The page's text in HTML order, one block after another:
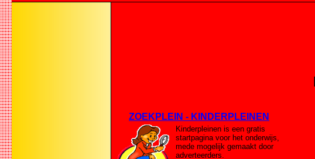
ZOEKPLEIN - KINDERPLEINEN
Kinderpleinen is een gratis
startpagina voor het onderwijs,
mede mogelijk gemaakt door
adverteerders.